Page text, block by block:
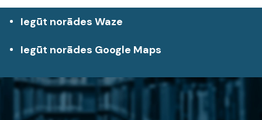
Iegūt norādes Waze
Iegūt norādes Google Maps